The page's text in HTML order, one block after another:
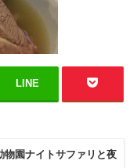
LINE
物園ナイトサファリと夜